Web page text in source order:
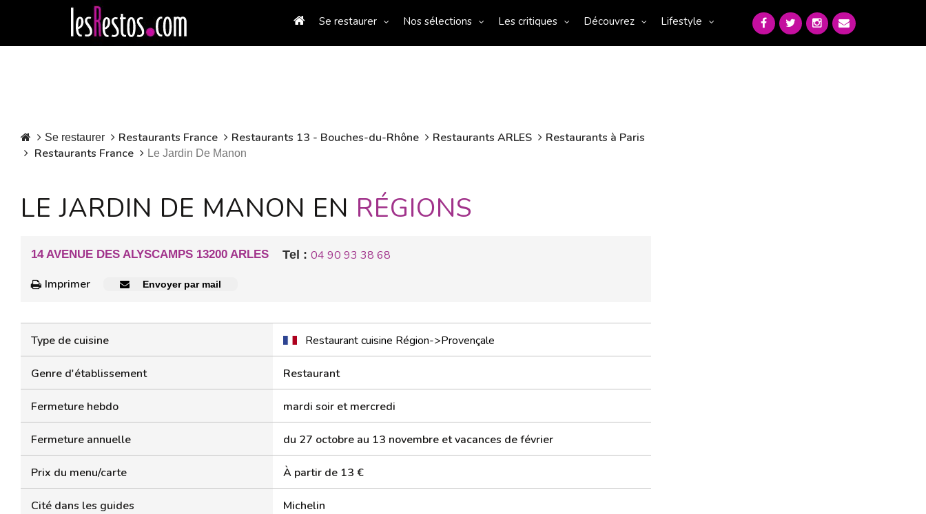
Se restaurer Nos sélections Les critiques Découvrez Lifestyle
Se restaurer Restaurants France Restaurants 13 - Bouches-du-Rhône Restaurants ARLES
Restaurants à Paris
Restaurants France
Le Jardin De Manon
LE JARDIN DE MANON EN RÉGIONS
14 AVENUE DES ALYSCAMPS 13200 ARLES Tel : 04 90 93 38 68
Imprimer
Envoyer par mail
Type de cuisine Restaurant cuisine Région->Provençale
Genre d'établissement Restaurant
Fermeture hebdo mardi soir et mercredi
Fermeture annuelle du 27 octobre au 13 novembre et vacances de février
Prix du menu/carte À partir de 13 €
Cité dans les guides Michelin